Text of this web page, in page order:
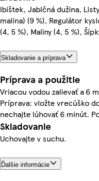
Ibištek, Jablčná dužina,
malina) (9 %), Regulátor
(4, 5 %), Maliny (4, 5 %),
Skladovanie a príprava
Príprava a použitie
Vriacou vodou zalievať a 6
Príprava: vložte vrecúško
nechajte lúhovať 6 minút.
Skladovanie
Uchovajte v suchu.
Ďalšie informácie